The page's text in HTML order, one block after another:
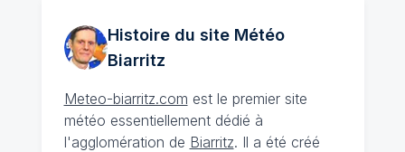
Histoire du site Météo
Biarritz
Meteo-biarritz.com est le premier site
météo essentiellement dédié à
l'agglomération de Biarritz. Il a été créé